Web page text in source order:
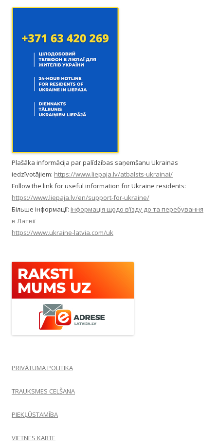
Plašāka informācija par palīdzības saņemšanu Ukrainas
iedzīvotājiem: https://www.liepaja.lv/atbalsts-ukrainai/
Follow the link for useful information for Ukraine residents:
https://www.liepaja.lv/en/support-for-ukraine/
Більше інформації: інформація щодо в’їзду до та перебування
в Латвії
https://www.ukraine-latvia.com/uk
PRIVĀTUMA POLITIKA
TRAUKSMES CELŠANA
PIEKĻŪSTAMĪBA
VIETNES KARTE